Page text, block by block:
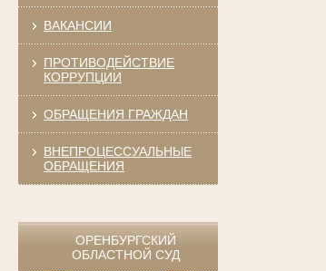
ВАКАНСИИ
ПРОТИВОДЕЙСТВИЕ
КОРРУПЦИИ
ОБРАЩЕНИЯ ГРАЖДАН
ВНЕПРОЦЕССУАЛЬНЫЕ
ОБРАЩЕНИЯ
ОРЕНБУРГСКИЙ
ОБЛАСТНОЙ СУД